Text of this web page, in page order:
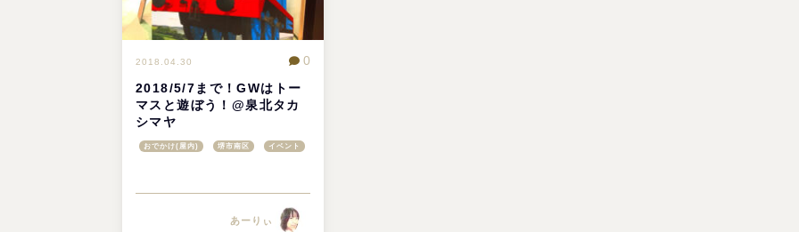
2018.04.30
2018/5/7まで！GWはトー
マスと遊ぼう！@泉北タカ
シマヤ
0
おでかけ(屋内) 堺市南区 イベント
あーりぃ